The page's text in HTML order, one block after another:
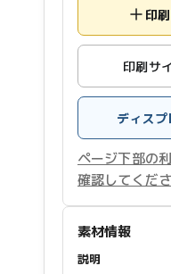
印
印刷サ
ディス
ページ下部の
確認してくだ
素材情報
説明